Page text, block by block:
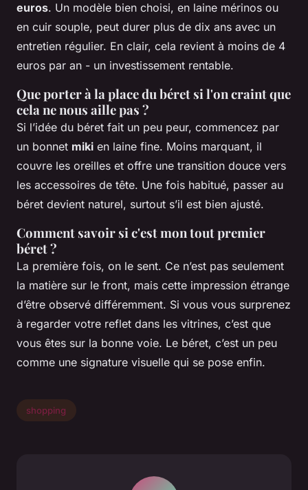
euros. Un modèle bien choisi, en laine mérinos ou
en cuir souple, peut durer plus de dix ans avec un
entretien régulier. En clair, cela revient à moins de 4
euros par an - un investissement rentable.
Que porter à la place du béret si l'on craint que
cela ne nous aille pas ?
Si l’idée du béret fait un peu peur, commencez par
un bonnet miki en laine fine. Moins marquant, il
couvre les oreilles et offre une transition douce vers
les accessoires de tête. Une fois habitué, passer au
béret devient naturel, surtout s’il est bien ajusté.
Comment savoir si c'est mon tout premier
béret ?
La première fois, on le sent. Ce n’est pas seulement
la matière sur le front, mais cette impression étrange
d’être observé différemment. Si vous vous surprenez
à regarder votre reflet dans les vitrines, c’est que
vous êtes sur la bonne voie. Le béret, c’est un peu
comme une signature visuelle qui se pose enfin.
shopping